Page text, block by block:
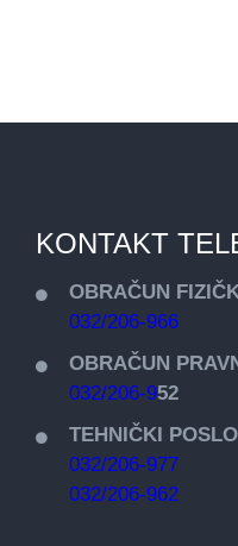
KONTAKT
OBRAČUN
032/206-966
OBRAČUN
032/206-952
TEHNIČKI
032/206-977
032/206-962